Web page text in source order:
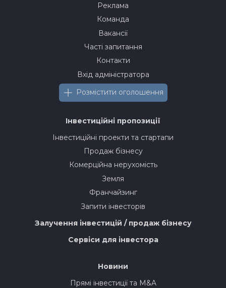
Реклама
Команда
Вакансії
Часті запитання
Контакти
Вхід адміністратора
Розмістити оголошення
Інвестиційні пропозиції
Інвестиційні проекти та стартапи
Продаж бізнесу
Комерційна нерухомість
Земля
Франчайзинг
Запити інвесторів
Залучення інвестицій / продаж бізнесу
Сервіси для інвестора
Новини
Прямі інвестиції та M&A